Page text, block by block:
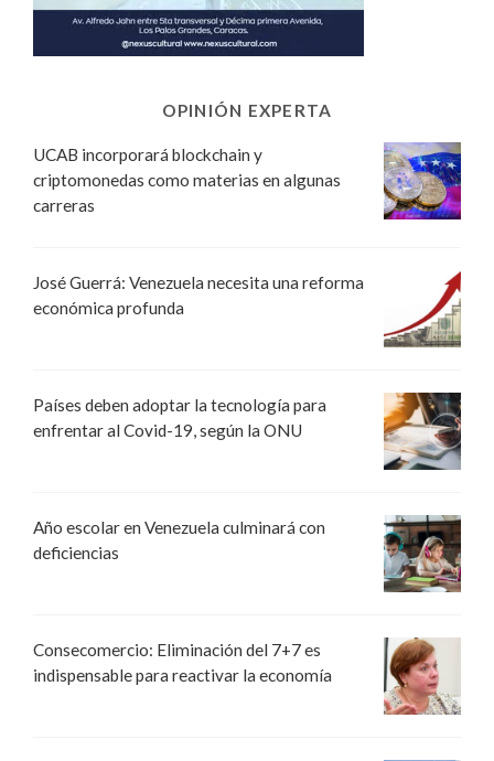
OPINIÓN EXPERTA
UCAB incorporará blockchain y
criptomonedas como materias en algunas
carreras
José Guerrá: Venezuela necesita una reforma
económica profunda
Países deben adoptar la tecnología para
enfrentar al Covid-19, según la ONU
Año escolar en Venezuela culminará con
deficiencias
Consecomercio: Eliminación del 7+7 es
indispensable para reactivar la economía